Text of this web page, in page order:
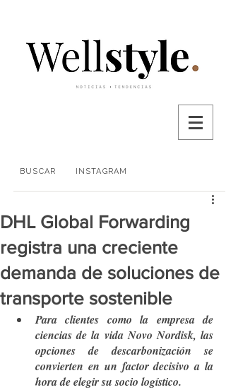
BUSCAR INSTAGRAM
DHL Global Forwarding
registra una creciente
demanda de soluciones de
transporte sostenible
Para clientes como la empresa de
ciencias de la vida Novo Nordisk, las
opciones de descarbonización se
convierten en un factor decisivo a la
hora de elegir su socio logístico.